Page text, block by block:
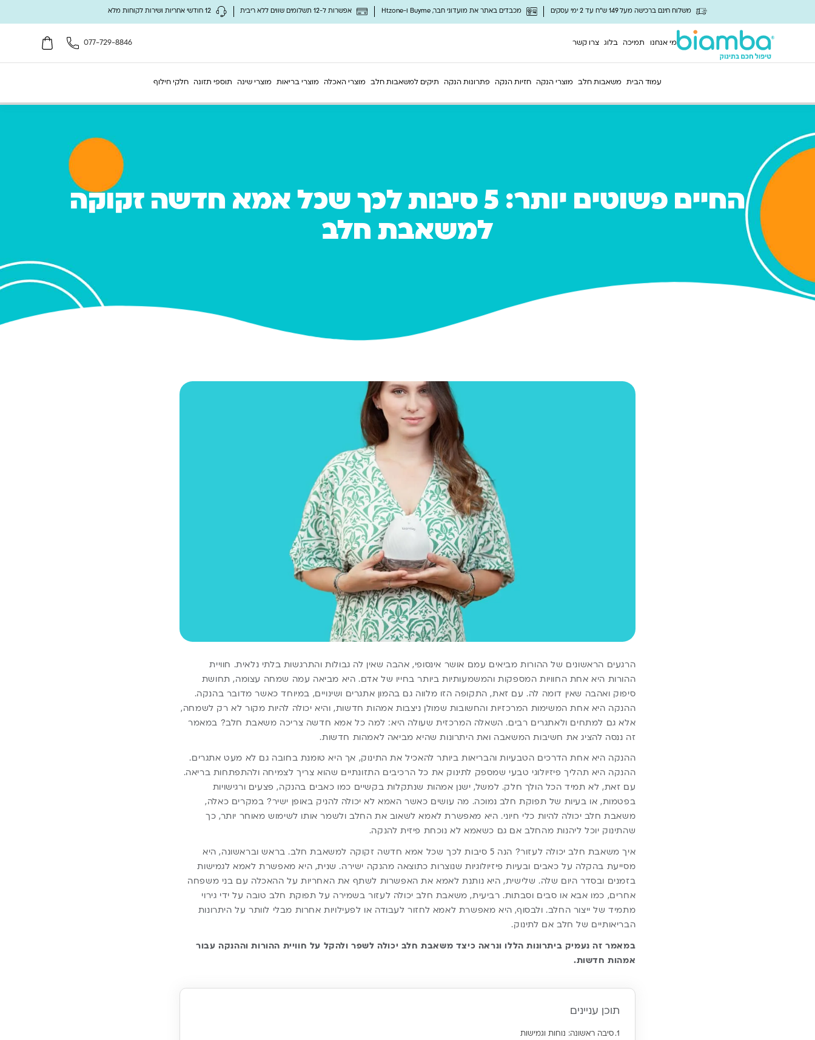
משלוח חינם ברכישה מעל 149 ש"ח עד 2 ימי עסקים מכבדים באתר את מועדוני חבר, Buyme ו-Htzone אפשרות ל-12 תשלומים שווים ללא ריבית 12 חודשי אחריות ושירות לקוחות מלא
מי אנחנו תמיכה בלוג צרו קשר 077-729-8846
עמוד הבית משאבות חלב מוצרי הנקה חזיות הנקה פתרונות הנקה תיקים למשאבות חלב מוצרי האכלה מוצרי בריאות מוצרי שינה תוספי תזונה חלקי חילוף
החיים פשוטים יותר: 5 סיבות לכך שכל אמא חדשה זקוקה
למשאבת חלב
הרגעים הראשונים של ההורות מביאים עמם אושר אינסופי, אהבה שאין לה גבולות והתרגשות בלתי נלאית. חוויית
ההורות היא אחת החוויות המספקות והמשמעותיות ביותר בחייו של אדם. היא מביאה עמה שמחה עצומה, תחושת
סיפוק ואהבה שאין דומה לה. עם זאת, התקופה הזו מלווה גם בהמון אתגרים ושינויים, במיוחד כאשר מדובר בהנקה.
ההנקה היא אחת המשימות המרכזיות והחשובות שמולן ניצבות אמהות חדשות, והיא יכולה להיות מקור לא רק לשמחה,
אלא גם למתחים ולאתגרים רבים. השאלה המרכזית שעולה היא: למה כל אמא חדשה צריכה משאבת חלב? במאמר
זה ננסה להציג את חשיבות המשאבה ואת היתרונות שהיא מביאה לאמהות חדשות.
ההנקה היא אחת הדרכים הטבעיות והבריאות ביותר להאכיל את התינוק, אך היא טומנת בחובה גם לא מעט אתגרים.
ההנקה היא תהליך פיזיולוגי טבעי שמספק לתינוק את כל הרכיבים התזונתיים שהוא צריך לצמיחה ולהתפתחות בריאה.
עם זאת, לא תמיד הכל הולך חלק. למשל, ישנן אמהות שנתקלות בקשיים כמו כאבים בהנקה, פצעים ורגישויות
בפטמות, או בעיות של תפוקת חלב נמוכה. מה עושים כאשר האמא לא יכולה להניק באופן ישיר? במקרים כאלה,
משאבת חלב יכולה להיות כלי חיוני. היא מאפשרת לאמא לשאוב את החלב ולשמר אותו לשימוש מאוחר יותר, כך
שהתינוק יוכל ליהנות מהחלב אם גם כשאמא לא נוכחת פיזית להנקה.
איך משאבת חלב
יכולה לעזור? הנה 5 סיבות לכך שכל אמא חדשה זקוקה למשאבת חלב. בראש ובראשונה, היא
מסייעת בהקלה על כאבים ובעיות פיזיולוגיות שנוצרות כתוצאה מהנקה ישירה. שנית, היא מאפשרת לאמא לגמישות
בזמנים ובסדר היום שלה. שלישית, היא נותנת לאמא את האפשרות לשתף את האחריות על ההאכלה עם בני משפחה
אחרים, כמו אבא או סבים וסבתות. רביעית, משאבת חלב יכולה לעזור בשמירה על תפוקת חלב טובה על ידי גירוי
מתמיד של ייצור החלב. ולבסוף, היא מאפשרת לאמא לחזור לעבודה או לפעילויות אחרות מבלי לוותר על היתרונות
הבריאותיים של חלב אם לתינוק.
במאמר זה נעמיק ביתרונות הללו ונראה כיצד משאבת חלב יכולה לשפר ולהקל על חוויית ההורות וההנקה עבור
אמהות חדשות.
תוכן עניינים
סיבה ראשונה: נוחות וגמישות